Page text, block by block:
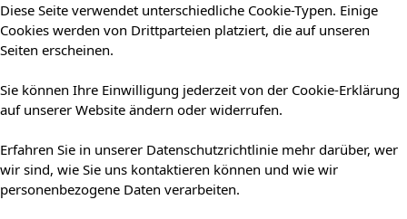
Diese Seite verwendet unterschiedliche Cookie-Typen. Einige
Cookies werden von Drittparteien platziert, die auf unseren
Seiten erscheinen.
Sie können Ihre Einwilligung jederzeit von der Cookie-Erklärung
auf unserer Website ändern oder widerrufen.
Erfahren Sie in unserer Datenschutzrichtlinie mehr darüber, wer
wir sind, wie Sie uns kontaktieren können und wie wir
personenbezogene Daten verarbeiten.